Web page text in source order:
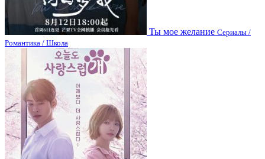
Ты мое желание Сериалы /
Романтика / Школа